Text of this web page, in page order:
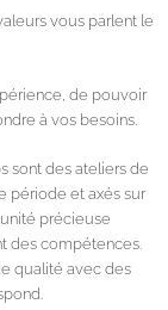
vous parlent le
de pouvoir
à vos besoins.
sont des ateliers de
période et axés sur
précieuse
des compétences.
qualité avec des